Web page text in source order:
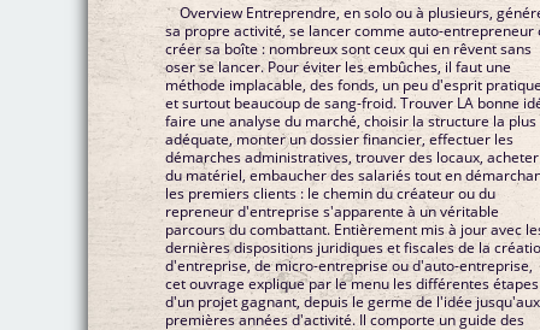
Overview Entreprendre, en solo ou à plusieurs,
sa propre activité, se lancer comme auto-entrepreneur
créer sa boîte : nombreux sont ceux qui en rêvent sans
oser se lancer. Pour éviter les embûches, il faut une
méthode implacable, des fonds, un peu d'esprit
et surtout beaucoup de sang-froid. Trouver LA bonne
faire une analyse du marché, choisir la structure la plus
adéquate, monter un dossier financier, effectuer les
démarches administratives, trouver des locaux, acheter
du matériel, embaucher des salariés tout en
les premiers clients : le chemin du créateur ou du
repreneur d'entreprise s'apparente à un véritable
parcours du combattant. Entièrement mis à jour avec
dernières dispositions juridiques et fiscales de la
d'entreprise, de micro-entreprise ou d'auto-entreprise,
cet ouvrage explique par le menu les différentes étapes
d'un projet gagnant, depuis le germe de l'idée jusqu'aux
premières années d'activité. Il comporte un guide des